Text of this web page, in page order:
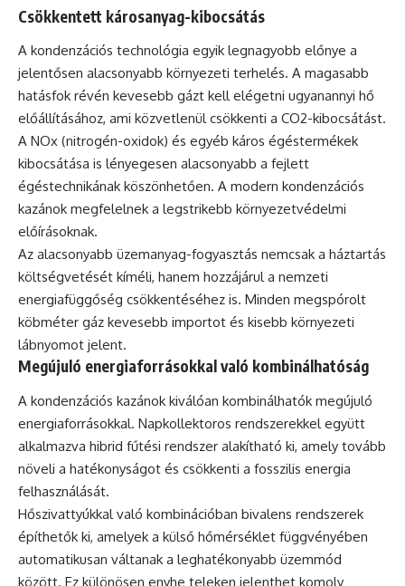
Csökkentett károsanyag-kibocsátás
A kondenzációs technológia egyik legnagyobb előnye a
jelentősen alacsonyabb környezeti terhelés. A magasabb
hatásfok révén kevesebb gázt kell elégetni ugyanannyi hő
előállításához, ami közvetlenül csökkenti a CO2-kibocsátást.
A NOx (nitrogén-oxidok) és egyéb káros égéstermékek
kibocsátása is lényegesen alacsonyabb a fejlett
égéstechnikának köszönhetően. A modern kondenzációs
kazánok megfelelnek a legstrikebb környezetvédelmi
előírásoknak.
Az alacsonyabb üzemanyag-fogyasztás nemcsak a háztartás
költségvetését kíméli, hanem hozzájárul a nemzeti
energiafüggőség csökkentéséhez is. Minden megspórolt
köbméter gáz kevesebb importot és kisebb környezeti
lábnyomot jelent.
Megújuló energiaforrásokkal való kombinálhatóság
A kondenzációs kazánok kiválóan kombinálhatók megújuló
energiaforrásokkal. Napkollektoros rendszerekkel együtt
alkalmazva hibrid fűtési rendszer alakítható ki, amely tovább
növeli a hatékonyságot és csökkenti a fosszilis energia
felhasználását.
Hőszivattyúkkal való kombinációban bivalens rendszerek
építhetők ki, amelyek a külső hőmérséklet függvényében
automatikusan váltanak a leghatékonyabb üzemmód
között. Ez különösen enyhe teleken jelenthet komoly